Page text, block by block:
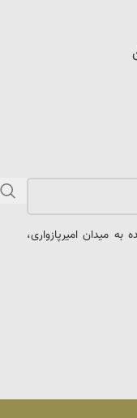
به میدان امیرپازواری،